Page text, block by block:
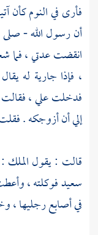
فأرى في النوم كأن
أن رسول الله - صلى
انقضت عدتي ، فما
، فإذا جارية له
فدخلت علي ،
إلي أن أزوجكه .
قالت : يقول
سعيدفوكلته ،
في أصابع رجليها ،